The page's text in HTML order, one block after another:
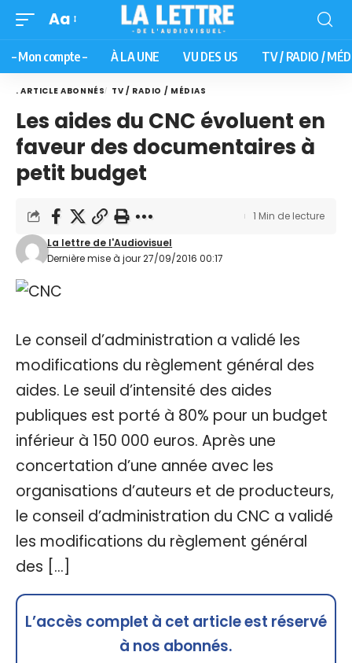
Aa
– Mon compte – À LA UNE VU DES US TV / RADIO /
. ARTICLE ABONNÉS TV / RADIO / MÉDIAS
Les aides du CNC évoluent en
faveur des documentaires à
petit budget
Dernière mise à jour 27/09/2016 00:17
La lettre de l'Audiovisuel
1 Min de lecture
Le conseil d’administration a validé les
modifications du règlement général des
aides. Le seuil d’intensité des aides
publiques est porté à 80% pour un budget
inférieur à 150 000 euros. Après une
concertation d’une année avec les
organisations d’auteurs et de producteurs,
le conseil d’administration du CNC a validé
les modifications du règlement général
des […]
L’accès complet à cet article est réservé
à nos abonnés.